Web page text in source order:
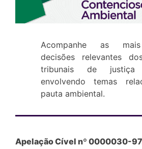
Acompanhe as
decisões relevantes
tribunais de
envolvendo temas
pauta ambiental.
Apelação Cível nº 0000030-